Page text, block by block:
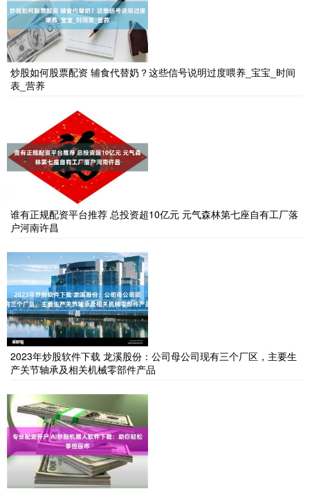
炒股如何股票配资 辅食代替奶？这些信号说明过度喂养_宝宝_时间
表_营养
谁有正规配资平台推荐 总投资超10亿元 元气森林第七座自有工厂落
户河南许昌
2023年炒股软件下载 龙溪股份：公司母公司现有三个厂区，主要生
产关节轴承及相关机械零部件产品